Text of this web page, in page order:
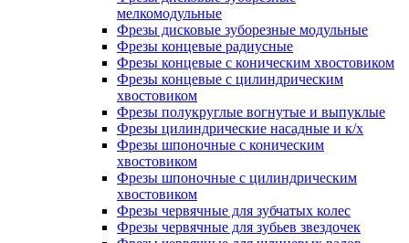
мелкомодульные
Фрезы дисковые зуборезные модульные
Фрезы концевые радиусные
Фрезы концевые с коническим хвостовиком
Фрезы концевые с цилиндрическим
хвостовиком
Фрезы полукруглые вогнутые и выпуклые
Фрезы цилиндрические насадные и к/х
Фрезы шпоночные с коническим
хвостовиком
Фрезы шпоночные с цилиндрическим
хвостовиком
Фрезы червячные для зубчатых колес
Фрезы червячные для зубьев звездочек